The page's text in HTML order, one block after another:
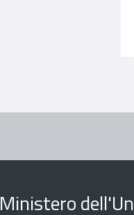
Ministero